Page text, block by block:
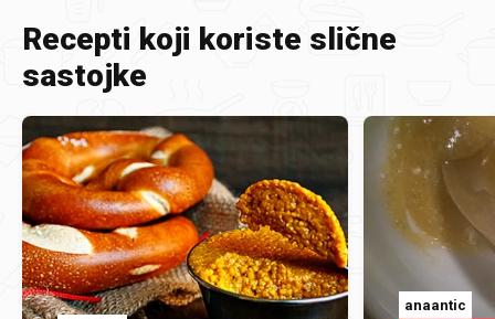
Recepti koji koriste slične
sastojke
anaantic